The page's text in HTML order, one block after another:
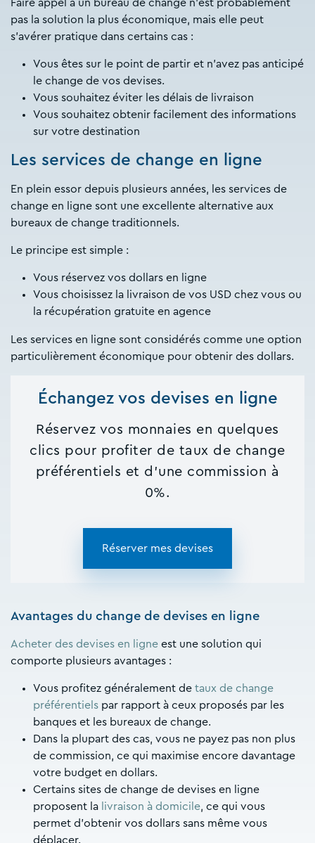
Faire appel à un bureau de change n’est probablement
pas la solution la plus économique, mais elle peut
s’avérer pratique dans certains cas :
Vous êtes sur le point de partir et n’avez pas anticipé
le change de vos devises.
Vous souhaitez éviter les délais de livraison
Vous souhaitez obtenir facilement des informations
sur votre destination
Les services de change en ligne
En plein essor depuis plusieurs années, les services de
change en ligne sont une excellente alternative aux
bureaux de change traditionnels.
Le principe est simple :
Vous réservez vos dollars en ligne
Vous choisissez la livraison de vos USD chez vous ou
la récupération gratuite en agence
Les services en ligne sont considérés comme une option
particulièrement économique pour obtenir des dollars.
Échangez vos devises en ligne
Réservez vos monnaies en quelques
clics pour profiter de taux de change
préférentiels et d'une commission à
0%.
Réserver mes devises
Avantages du change de devises en ligne
Acheter des devises en ligne est une solution qui
comporte plusieurs avantages :
Vous profitez généralement de taux de change
préférentiels par rapport à ceux proposés par les
banques et les bureaux de change.
Dans la plupart des cas, vous ne payez pas non plus
de commission, ce qui maximise encore davantage
votre budget en dollars.
Certains sites de change de devises en ligne
proposent la livraison à domicile, ce qui vous
permet d’obtenir vos dollars sans même vous
déplacer.